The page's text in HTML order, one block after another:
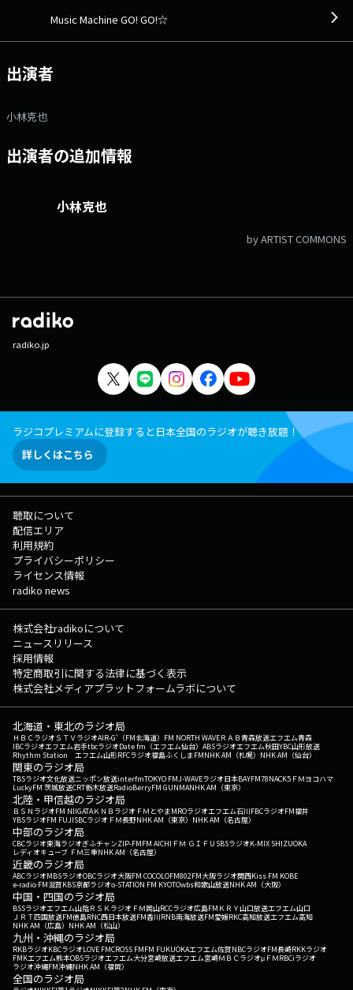
Music Machine GO! GO!☆
出演者
小林克也
出演者の追加情報
小林克也
by ARTIST COMMONS
radiko.jp
ラジコプレミアムに登録すると日本全国のラジオが聴き放題！
詳しくはこちら
聴取について
配信エリア
利用規約
プライバシーポリシー
ライセンス情報
radiko news
株式会社radikoについて
ニュースリリース
採用情報
特定商取引に関する法律に基づく表示
株式会社メディアプラットフォームラボについて
北海道・東北のラジオ局
ＨＢＣラジオＳＴＶラジオAIR-G'（FM北海道） FM NORTH WAVEＲＡＢ青森放送エフエム青森
IBCラジオエフエム岩手tbcラジオDate fm（エフエム仙台） ABSラジオエフエム秋田YBC山形放送
Rhythm Station エフエム山形RFCラジオ福島ふくしまFMNHK AM（札幌） NHK AM（仙台）
関東のラジオ局
TBSラジオ文化放送ニッポン放送interfmTOKYO FMJ-WAVEラジオ日本BAYFM78NACK5 ＦＭヨコハマ
LuckyFM 茨城放送CRT栃木放送RadioBerryFM GUNMANHK AM（東京）
北陸・甲信越のラジオ局
ＢＳＮラジオFM NIIGATAＫＮＢラジオ ＦＭとやまMROラジオエフエム石川FBCラジオFM福井
YBSラジオFM FUJISBCラジオ ＦＭ長野NHK AM（東京） NHK AM（名古屋）
中部のラジオ局
CBCラジオ東海ラジオぎふチャンZIP-FMFM AICHI ＦＭ ＧＩＦＵ SBSラジオK-MIX SHIZUOKA
レディオキューブ ＦＭ三重NHK AM（名古屋）
近畿のラジオ局
ABCラジオMBSラジオOBCラジオ大阪FM COCOLOFM802FM大阪ラジオ関西Kiss FM KOBE
e-radio FM滋賀KBS京都ラジオα-STATION FM KYOTOwbs和歌山放送NHK AM（大阪）
中国・四国のラジオ局
BSSラジオエフエム山陰ＲＳＫラジオ ＦＭ岡山RCCラジオ広島FM ＫＲＹ山口放送エフエム山口
ＪＲＴ四国放送FM徳島RNC西日本放送FM香川RNB南海放送FM愛媛RKC高知放送エフエム高知
NHK AM（広島） NHK AM（松山）
九州・沖縄のラジオ局
RKBラジオKBCラジオLOVE FMCROSS FMFM FUKUOKAエフエム佐賀NBCラジオFM長崎RKKラジオ
FMKエフエム熊本OBSラジオエフエム大分宮崎放送エフエム宮崎ＭＢＣラジオμＦＭRBCiラジオ
ラジオ沖縄FM沖縄NHK AM（福岡）
全国のラジオ局